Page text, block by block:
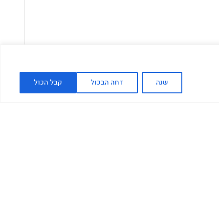
שנה דחה הבכול קבל הכול